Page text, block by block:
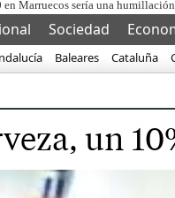
Sociedad
Baleares Cataluña
un